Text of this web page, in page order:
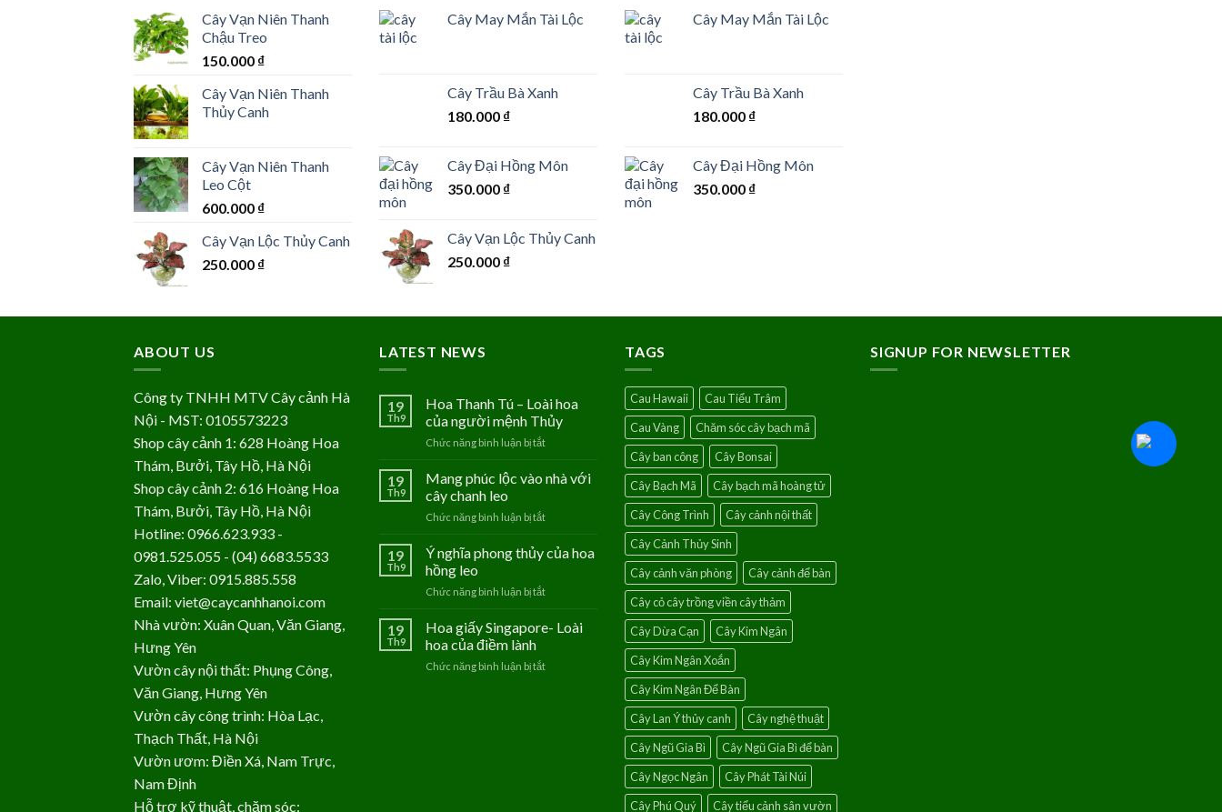
Cây Vạn Niên Thanh
Chậu Treo
150.000 ₫
Cây Vạn Niên Thanh
Thủy Canh
Cây Vạn Niên Thanh
Leo Cột
600.000 ₫
Cây Vạn Lộc Thủy Canh
250.000 ₫
Cây May Mắn Tài Lộc
Cây Trầu Bà Xanh
180.000 ₫
Cây Đại Hồng Môn
350.000 ₫
Cây Vạn Lộc Thủy Canh
250.000 ₫
Cây May Mắn Tài Lộc
Cây Trầu Bà Xanh
180.000 ₫
Cây Đại Hồng Môn
350.000 ₫
ABOUT US
Công ty TNHH MTV Cây cảnh Hà
Nội - MST: 0105573223
Shop cây cảnh 1: 628 Hoàng Hoa
Thám, Bưởi, Tây Hồ, Hà Nội
Shop cây cảnh 2: 616 Hoàng Hoa
Thám, Bưởi, Tây Hồ, Hà Nội
Hotline: 0966.623.933 -
0981.525.055 - (04) 6683.5533
Zalo, Viber: 0915.885.558
Email: viet@caycanhhanoi.com
Nhà vườn: Xuân Quan, Văn Giang,
Hưng Yên
Vườn cây nội thất: Phụng Công,
Văn Giang, Hưng Yên
Vườn cây công trình: Hòa Lạc,
Thạch Thất, Hà Nội
Vườn ươm: Điền Xá, Nam Trực,
Nam Định
Hỗ trợ kỹ thuật, chăm sóc:
LATEST NEWS
19
Th9
Hoa Thanh Tú – Loài hoa
của người mệnh Thủy
Chức năng bình luận bị tắt
Thanh
của
19
Th9
Mang phúc lộc vào nhà với
cây chanh leo
Chức năng bình luận bị tắt
phúc
cây
19
Th9
Ý nghĩa phong thủy của hoa
hồng leo
Chức năng bình luận bị tắt
nghĩa
19
Th9
Hoa giấy Singapore- Loài
hoa của điềm lành
Chức năng bình luận bị tắt
TAGS
Cau Hawaii
Cau Tiểu Trâm
Cau Vàng
Chăm sóc cây bạch mã
Cây ban công
Cây Bonsai
Cây Bạch Mã
Cây bạch mã hoàng tử
Cây Công Trình
Cây cảnh nội thất
Cây Cảnh Thủy Sinh
Cây cảnh văn phòng
Cây cảnh để bàn
Cây cỏ cây trồng viền cây thảm
Cây Dừa Cạn
Cây Kim Ngân
Cây Kim Ngân Xoắn
Cây Kim Ngân Để Bàn
Cây Lan Ý thủy canh
Cây nghệ thuật
Cây Ngũ Gia Bì
Cây Ngũ Gia Bì để bàn
Cây Ngọc Ngân
Cây Phát Tài Núi
Cây Phú Quý
Cây tiểu cảnh sân vườn
SIGNUP FOR NEWSLETTER